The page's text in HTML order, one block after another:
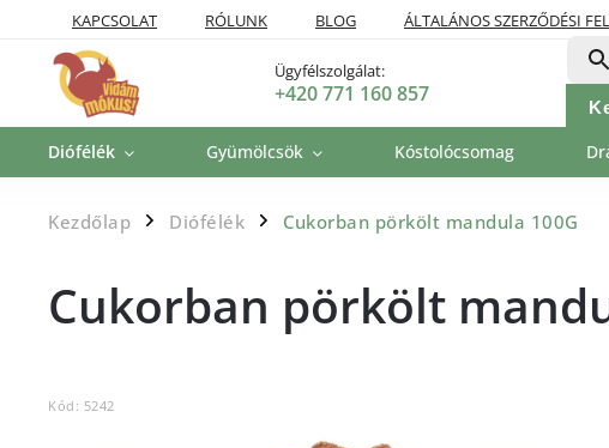
KAPCSOLAT RÓLUNK BLOG ÁLTALÁNOS SZERZŐDÉSI
SZÁLLÍTÁSI POLITIKA
Ügyfélszolgálat:
+420 771 160 857
Diófélék Gyümölcsök Kóstolócsomag
Kezdőlap / Diófélék / Cukorban pörkölt mandula 100G
Cukorban pörkölt
Kód: 5242